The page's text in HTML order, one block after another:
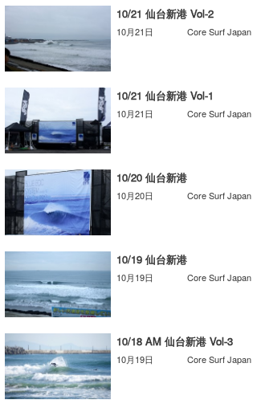
10/21 仙台新港 Vol-2
10月21日 Core Surf Japan
10/21 仙台新港 Vol-1
10月21日 Core Surf Japan
10/20 仙台新港
10月20日 Core Surf Japan
10/19 仙台新港
10月19日 Core Surf Japan
10/18 AM 仙台新港 Vol-3
10月19日 Core Surf Japan
mitsuteru Kamio
Yasunari Inoue
Yoshiyuki Obata
arukasvision
DELTA FORCE SURF
CBA Films
熊谷素子
SURFMEDIA
Colors MAGAZINE
WAVAL
波伝説アンバサダー/プロライダー
福島寿実子
中浦“JET”章
進士剛光
田原啓江
植村未来
大野”MAR”修聖
喜納海人
波伝説スタッフ
☆加藤
Aichan
chan-U
ECE
H
KID
KY